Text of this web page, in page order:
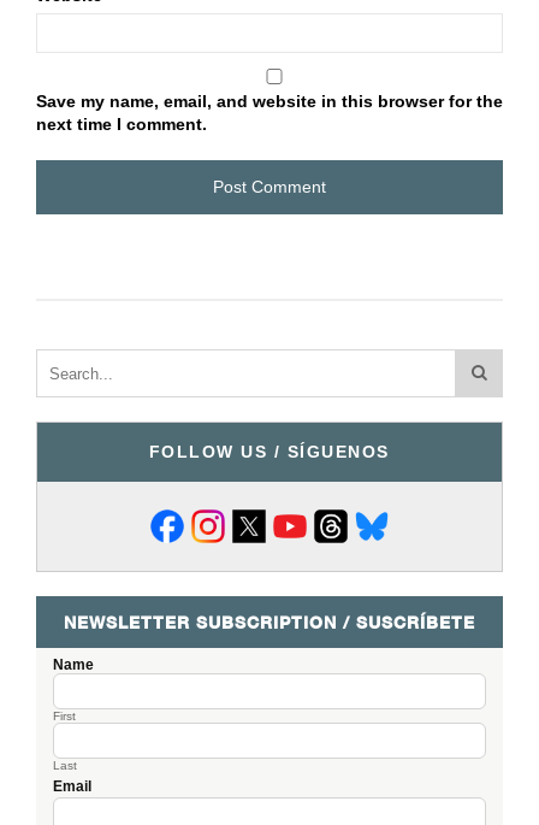
Save my name, email, and website in this browser for the
next time I comment.
FOLLOW US / SÍGUENOS
NEWSLETTER SUBSCRIPTION / SUSCRÍBETE
Name
First
Last
Email